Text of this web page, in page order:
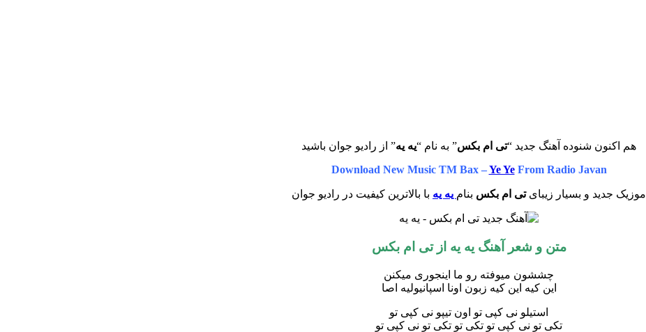
هم اکنون شنوده آهنگ جدید “تی‌ ام‌ بکس” به نام “یه یه” از رادیو جوان باشید
Download New Music TM Bax –Ye YeFrom Radio Javan
موزیک جدید و بسیار زیبای تی‌ ام‌ بکس بنام یه یه با بالاترین کیفیت در رادیو جوان
متن و شعر آهنگ یه یه از تی‌ ام‌ بکس
چششون میوفته رو ما اینجوری میکنن
این کیه این کیه زبون اونا اسپانیولیه اصا
استیلو نی کپی تو اون تیپو نی کپی تو
تکی تو نی کپی تو تکی تو تکی تو نی کپی تو